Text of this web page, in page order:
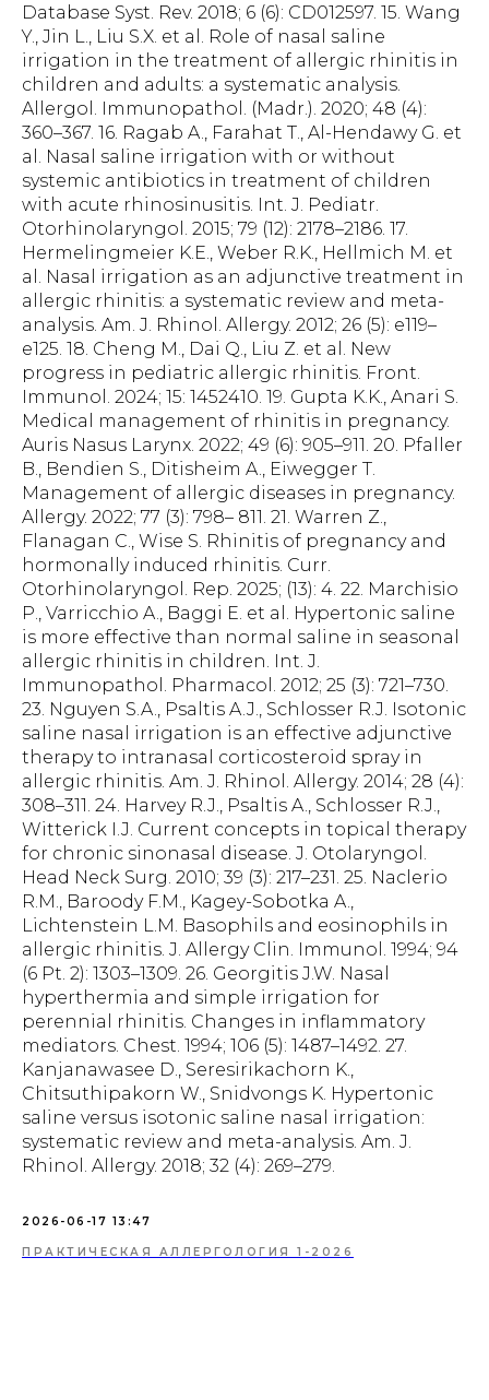
Database Syst. Rev. 2018; 6 (6): CD012597. 15. Wang
Y., Jin L., Liu S.X. et al. Role of nasal saline
irrigation in the treatment of allergic rhinitis in
children and adults: a systematic analysis.
Allergol. Immunopathol. (Madr.). 2020; 48 (4):
360–367. 16. Ragab A., Farahat T., Al-Hendawy G. et
al. Nasal saline irrigation with or without
systemic antibiotics in treatment of children
with acute rhinosinusitis. Int. J. Pediatr.
Otorhinolaryngol. 2015; 79 (12): 2178–2186. 17.
Hermelingmeier K.E., Weber R.K., Hellmich M. et
al. Nasal irrigation as an adjunctive treatment in
allergic rhinitis: a systematic review and meta-
analysis. Am. J. Rhinol. Allergy. 2012; 26 (5): e119–
e125. 18. Cheng M., Dai Q., Liu Z. et al. New
progress in pediatric allergic rhinitis. Front.
Immunol. 2024; 15: 1452410. 19. Gupta K.K., Anari S.
Medical management of rhinitis in pregnancy.
Auris Nasus Larynx. 2022; 49 (6): 905–911. 20. Pfaller
B., Bendien S., Ditisheim A., Eiwegger T.
Management of allergic diseases in pregnancy.
Allergy. 2022; 77 (3): 798– 811. 21. Warren Z.,
Flanagan C., Wise S. Rhinitis of pregnancy and
hormonally induced rhinitis. Curr.
Otorhinolaryngol. Rep. 2025; (13): 4. 22. Marchisio
P., Varricchio A., Baggi E. et al. Hypertonic saline
is more effective than normal saline in seasonal
allergic rhinitis in children. Int. J.
Immunopathol. Pharmacol. 2012; 25 (3): 721–730.
23. Nguyen S.A., Psaltis A.J., Schlosser R.J. Isotonic
saline nasal irrigation is an effective adjunctive
therapy to intranasal corticosteroid spray in
allergic rhinitis. Am. J. Rhinol. Allergy. 2014; 28 (4):
308–311. 24. Harvey R.J., Psaltis A., Schlosser R.J.,
Witterick I.J. Current concepts in topical therapy
for chronic sinonasal disease. J. Otolaryngol.
Head Neck Surg. 2010; 39 (3): 217–231. 25. Naclerio
R.M., Baroody F.M., Kagey-Sobotka A.,
Lichtenstein L.M. Basophils and eosinophils in
allergic rhinitis. J. Allergy Clin. Immunol. 1994; 94
(6 Pt. 2): 1303–1309. 26. Georgitis J.W. Nasal
hyperthermia and simple irrigation for
perennial rhinitis. Changes in inflammatory
mediators. Chest. 1994; 106 (5): 1487–1492. 27.
Kanjanawasee D., Seresirikachorn K.,
Chitsuthipakorn W., Snidvongs K. Hypertonic
saline versus isotonic saline nasal irrigation:
systematic review and meta-analysis. Am. J.
Rhinol. Allergy. 2018; 32 (4): 269–279.
2026-06-17 13:47
ПРАКТИЧЕСКАЯ АЛЛЕРГОЛОГИЯ 1-2026